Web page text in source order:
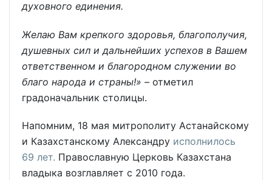
духовного единения.
Желаю Вам крепкого здоровья, благополучия,
душевных сил и дальнейших успехов в Вашем
ответственном и благородном служении во
благо народа и страны!» – отметил
градоначальник столицы.
Напомним, 18 мая митрополиту Астанайскому
и Казахстанскому Александру исполнилось
69 лет. Православную Церковь Казахстана
владыка возглавляет с 2010 года.